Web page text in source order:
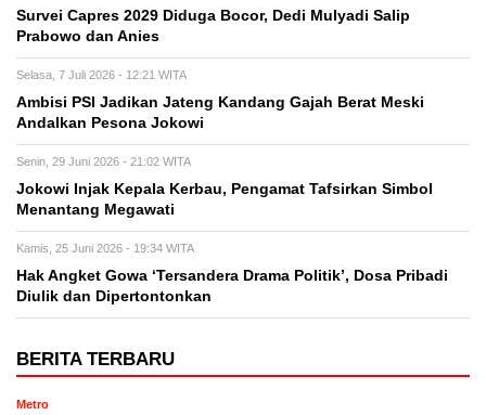
Survei Capres 2029 Diduga Bocor, Dedi Mulyadi Salip
Prabowo dan Anies
Selasa, 7 Juli 2026 - 12:21 WITA
Ambisi PSI Jadikan Jateng Kandang Gajah Berat Meski
Andalkan Pesona Jokowi
Senin, 29 Juni 2026 - 21:02 WITA
Jokowi Injak Kepala Kerbau, Pengamat Tafsirkan Simbol
Menantang Megawati
Kamis, 25 Juni 2026 - 19:34 WITA
Hak Angket Gowa ‘Tersandera Drama Politik’, Dosa Pribadi
Diulik dan Dipertontonkan
BERITA TERBARU
Metro